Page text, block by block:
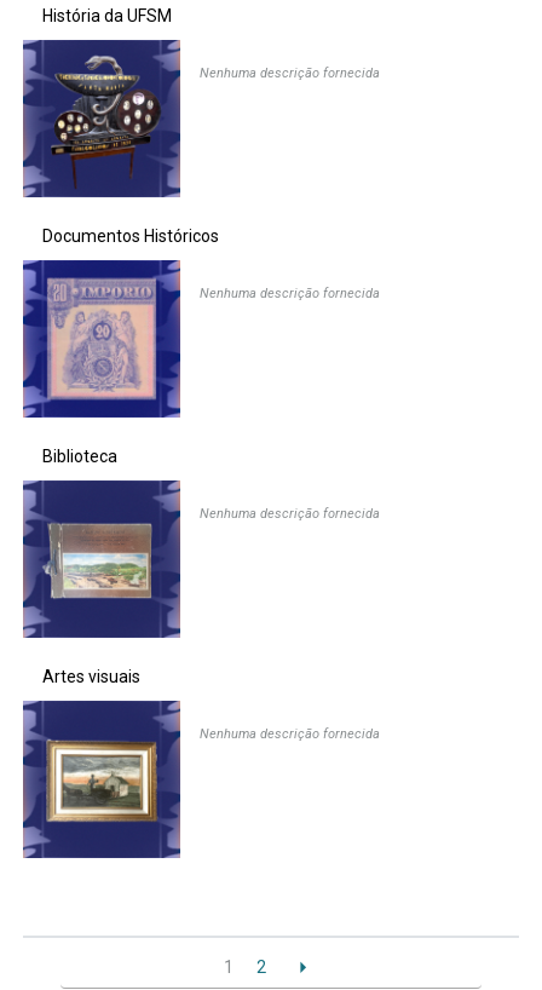
História da UFSM
Nenhuma descrição fornecida
Documentos Históricos
Nenhuma descrição fornecida
Biblioteca
Nenhuma descrição fornecida
Artes visuais
Nenhuma descrição fornecida
1 2